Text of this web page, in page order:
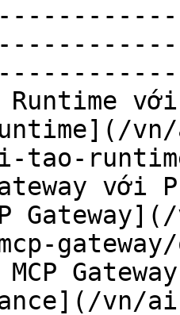
Runtime
tao-
Gateway
MCP
vn/